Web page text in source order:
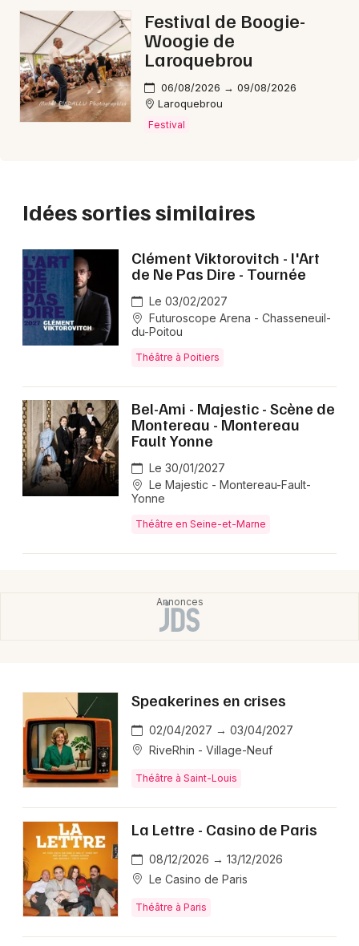
paquet; l’intrigue enchaîne des situations burlesques,
l’humour reste accessible à tous et le spectacle
garantit un vrai moment de détente.
Festival de Boogie-
Woogie de
Laroquebrou
06/08/2026 → 09/08/2026
Laroquebrou
Festival
Idées sorties similaires
Clément Viktorovitch - l'Art
de Ne Pas Dire - Tournée
Le 03/02/2027
Futuroscope Arena - Chasseneuil-
du-Poitou
Théâtre à Poitiers
Bel-Ami - Majestic - Scène de
Montereau - Montereau
Fault Yonne
Le 30/01/2027
Le Majestic - Montereau-Fault-
Yonne
Théâtre en Seine-et-Marne
Speakerines en crises
02/04/2027 → 03/04/2027
RiveRhin - Village-Neuf
Théâtre à Saint-Louis
La Lettre - Casino de Paris
08/12/2026 → 13/12/2026
Le Casino de Paris
Théâtre à Paris